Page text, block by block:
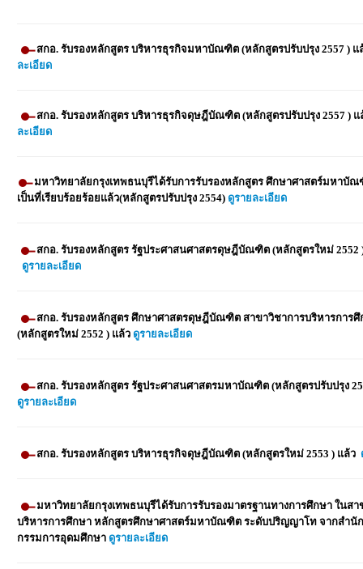
สกอ. รับรองหลักสูตร บริหารธุรกิจมหาบัณฑิต (หลักสูตรปรับปรุง 2557 ) แ
ละเอียด
สกอ. รับรองหลักสูตร บริหารธุรกิจดุษฎีบัณฑิต (หลักสูตรปรับปรุง 2557 )
ละเอียด
มหาวิทยาลัยกรุงเทพธนบุรีได้รับการรับรองหลักสูตร ศึกษาศาสตร์มหาบัณ
เป็นที่เรียบร้อยร้อยแล้ว(หลักสูตรปรับปรุง 2554) ดูรายละเอียด
สกอ. รับรองหลักสูตร รัฐประศาสนศาสตรดุษฎีบัณฑิต (หลักสูตรใหม่ 2552
ดูรายละเอียด
สกอ. รับรองหลักสูตร ศึกษาศาสตรดุษฎีบัณฑิต สาขาวิชาการบริหารการศึ
(หลักสูตรใหม่ 2552 ) แล้ว ดูรายละเอียด
สกอ. รับรองหลักสูตร รัฐประศาสนศาสตรมหาบัณฑิต (หลักสูตรปรับปรุง
ดูรายละเอียด
สกอ. รับรองหลักสูตร บริหารธุรกิจดุษฎีบัณฑิต (หลักสูตรใหม่ 2553 ) แล้ว
มหาวิทยาลัยกรุงเทพธนบุรีได้รับการรับรองมาตรฐานทางการศึกษา ในสา
บริหารการศึกษา หลักสูตรศึกษาศาสตร์มหาบัณฑิต ระดับปริญญาโท จากสำนั
กรรมการอุดมศึกษา ดูรายละเอียด